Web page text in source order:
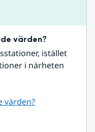
värden?
istället
i närheten
värden?